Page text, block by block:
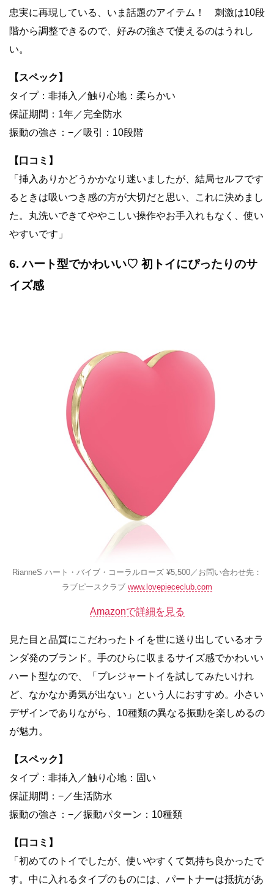
忠実に再現している、いま話題のアイテム！ 刺激は10段
階から調整できるので、好みの強さで使えるのはうれし
い。
【スペック】
タイプ：非挿入／触り心地：柔らかい
保証期間：1年／完全防水
振動の強さ：−／吸引：10段階
【口コミ】
「挿入ありかどうかかなり迷いましたが、結局セルフです
るときは吸いつき感の方が大切だと思い、これに決めまし
た。丸洗いできてややこしい操作やお手入れもなく、使い
やすいです」
6. ハート型でかわいい♡ 初トイにぴったりのサ
イズ感
RianneS ハート・バイブ・コーラルローズ ¥5,500／お問い合わせ先：
ラブピースクラブ www.lovepiececlub.com
Amazonで詳細を見る
見た目と品質にこだわったトイを世に送り出しているオラ
ンダ発のブランド。手のひらに収まるサイズ感でかわいい
ハート型なので、「プレジャートイを試してみたいけれ
ど、なかなか勇気が出ない」という人におすすめ。小さい
デザインでありながら、10種類の異なる振動を楽しめるの
が魅力。
【スペック】
タイプ：非挿入／触り心地：固い
保証期間：−／生活防水
振動の強さ：−／振動パターン：10種類
【口コミ】
「初めてのトイでしたが、使いやすくて気持ち良かったで
す。中に入れるタイプのものには、パートナーは抵抗があ